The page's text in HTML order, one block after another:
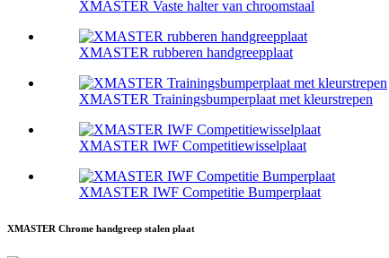
XMASTER Vaste halter van chroomstaal
XMASTER rubberen handgreepplaat
XMASTER Trainingsbumperplaat met kleurstrepen
XMASTER IWF Competitiewisselplaat
XMASTER IWF Competitie Bumperplaat
XMASTER Chrome handgreep stalen plaat